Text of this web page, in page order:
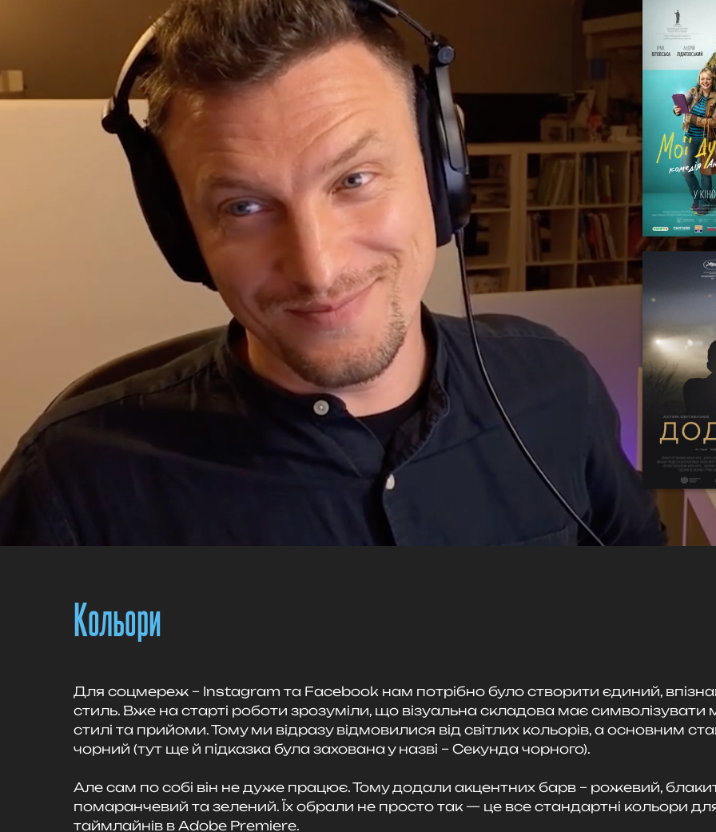
Кольори
Для соцмереж – Instagram та Facebook нам потрібно було створити єдиний,
стиль. Вже на старті роботи зрозуміли, що візуальна складова має символізувати
стилі та прийоми. Тому ми відразу відмовилися від світлих кольорів, а основним
чорний (тут ще й підказка була захована у назві – Секунда чорного).
Але сам по собі він не дуже працює. Тому додали акцентних барв – рожевий,
помаранчевий та зелений. Їх обрали не просто так — це все стандартні кольори
таймлайнів в Adobe Premiere.